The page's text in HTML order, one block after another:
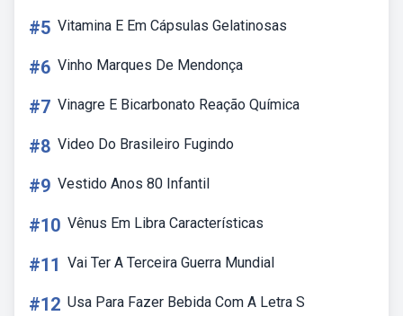
#5 Vitamina E Em Cápsulas Gelatinosas
#6 Vinho Marques De Mendonça
#7 Vinagre E Bicarbonato Reação Química
#8 Video Do Brasileiro Fugindo
#9 Vestido Anos 80 Infantil
#10 Vênus Em Libra Características
#11 Vai Ter A Terceira Guerra Mundial
#12 Usa Para Fazer Bebida Com A Letra S